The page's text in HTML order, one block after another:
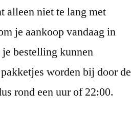
alleen niet te lang met
je aankoop vandaag in
bestelling kunnen
worden bij door de
rond een uur of 22:00.